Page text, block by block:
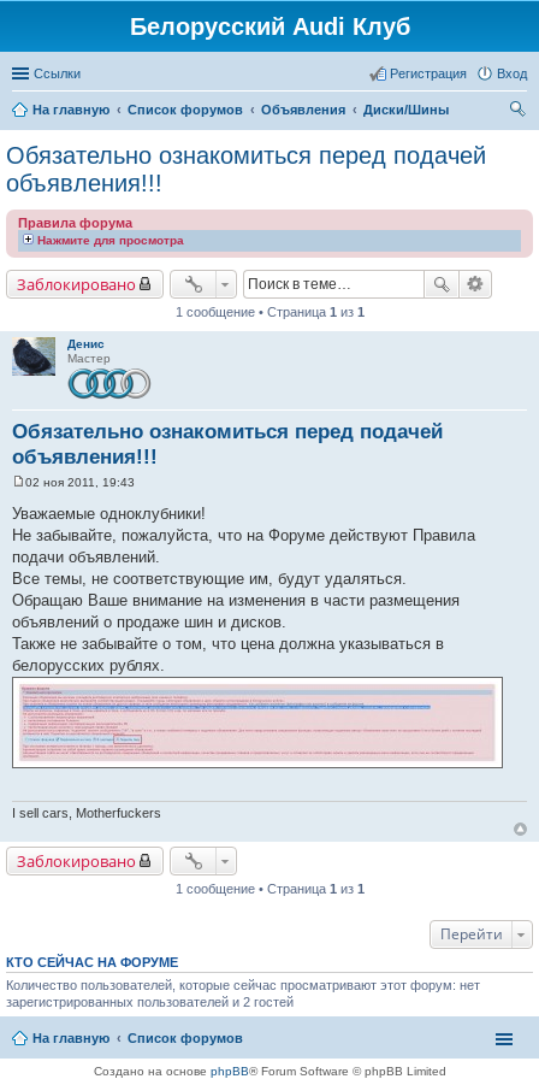
Белорусский Audi Клуб
Ссылки Вход
Регистрация
На главную Список форумов Объявления
Диски/Шины
Обязательно ознакомиться перед подачей
объявления!!!
Правила форума
Нажмите для просмотра
Заблокировано
1 сообщение • Страница 1 из 1
Денис
Мастер
Обязательно ознакомиться перед подачей
объявления!!!
о
б
е
н
и
е
02 ноя 2011, 19:43
Уважаемые одноклубники!
Не забывайте, пожалуйста, что на Форуме действуют Правила
подачи объявлений.
Все темы, не соответствующие им, будут удаляться.
Обращаю Ваше внимание на изменения в части размещения
объявлений о продаже шин и дисков.
Также не забывайте о том, что цена должна указываться в
белорусских рублях.
I sell cars, Motherfuckers
Заблокировано
1 сообщение • Страница 1 из 1
Перейти
КТО СЕЙЧАС НА ФОРУМЕ
Количество пользователей, которые сейчас просматривают этот форум: нет
зарегистрированных пользователей и 2 гостей
На главную Список форумов
Создано на основе phpBB® Forum Software © phpBB Limited